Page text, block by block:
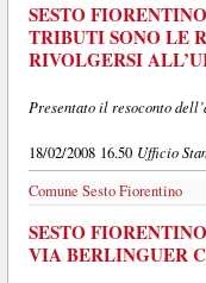
SESTO
TRIBUTI SONO LE
RIVOLGERSI
Presentato il resoconto
18/02/2008 16.50 Ufficio
Comune Sesto Fiorentino
SESTO
VIA BERLINGUER